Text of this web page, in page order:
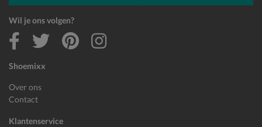
Shoemixx
Over ons
Contact
Klantenservice
Wil je ons volgen?